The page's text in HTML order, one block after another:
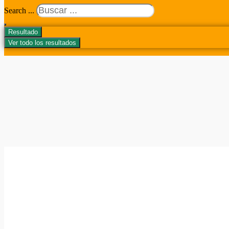
Search ...
Resultado
Ver todo los resultados